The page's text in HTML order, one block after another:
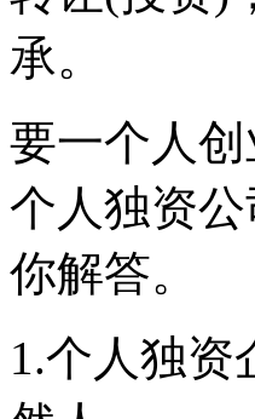
承。
要一个人
个人独资
你解答。
1.个人独资